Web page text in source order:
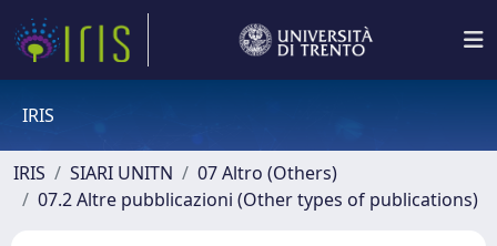
IRIS
IRIS SIARI UNITN
07 Altro (Others)
07.2 Altre pubblicazioni (Other types of publications)